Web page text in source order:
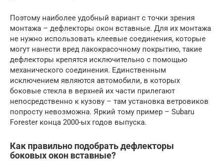
Поэтому наиболее удобный вариант с точки зрения
монтажа – дефлекторы окон вставные. Для их монтажа
не нужно использовать клеевые соединения, которые
могут нанести вред лакокрасочному покрытию, такие
дефлекторы крепятся исключительно с помощью
механического соединения. Единственным
исключением являются автомобили, в которых
боковые стекла в верхней их части прилегают
непосредственно к кузову – там установка ветровиков
попросту невозможна. Яркий тому пример – Subaru
Forester конца 2000-ых годов выпуска.
Как правильно подобрать дефлекторы
боковых окон вставные?